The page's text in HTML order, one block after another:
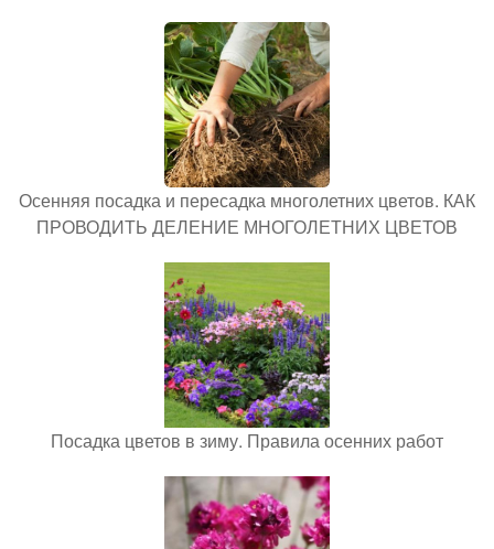
Осенняя посадка и пересадка многолетних цветов. КАК
ПРОВОДИТЬ ДЕЛЕНИЕ МНОГОЛЕТНИХ ЦВЕТОВ
Посадка цветов в зиму. Правила осенних работ